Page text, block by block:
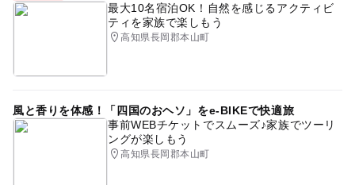
最大10名宿泊OK！自然を感じるアクティビ
ティを家族で楽しもう
高知県長岡郡本山町
風と香りを体感！「四国のおヘソ」をe-BIKEで快適旅
事前WEBチケットでスムーズ♪家族でツーリ
ングが楽しもう
高知県長岡郡本山町